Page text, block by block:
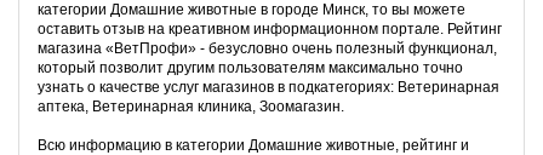
категории Домашние животные в городе Минск, то вы можете
оставить отзыв на креативном информационном портале. Рейтинг
магазина «ВетПрофи» - безусловно очень полезный функционал,
который позволит другим пользователям максимально точно
узнать о качестве услуг магазинов в подкатегориях: Ветеринарная
аптека, Ветеринарная клиника, Зоомагазин.
Всю информацию в категории Домашние животные, рейтинг и